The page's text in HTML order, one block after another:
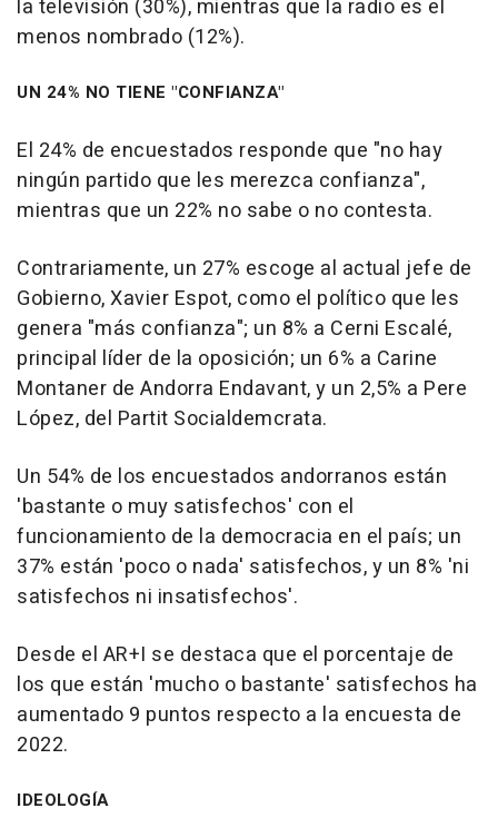
la televisión (30%), mientras que la radio es el
menos nombrado (12%).
UN 24% NO TIENE "CONFIANZA"
El 24% de encuestados responde que "no hay
ningún partido que les merezca confianza",
mientras que un 22% no sabe o no contesta.
Contrariamente, un 27% escoge al actual jefe de
Gobierno, Xavier Espot, como el político que les
genera "más confianza"; un 8% a Cerni Escalé,
principal líder de la oposición; un 6% a Carine
Montaner de Andorra Endavant, y un 2,5% a Pere
López, del Partit Socialdemcrata.
Un 54% de los encuestados andorranos están
'bastante o muy satisfechos' con el
funcionamiento de la democracia en el país; un
37% están 'poco o nada' satisfechos, y un 8% 'ni
satisfechos ni insatisfechos'.
Desde el AR+I se destaca que el porcentaje de
los que están 'mucho o bastante' satisfechos ha
aumentado 9 puntos respecto a la encuesta de
2022.
IDEOLOGÍA